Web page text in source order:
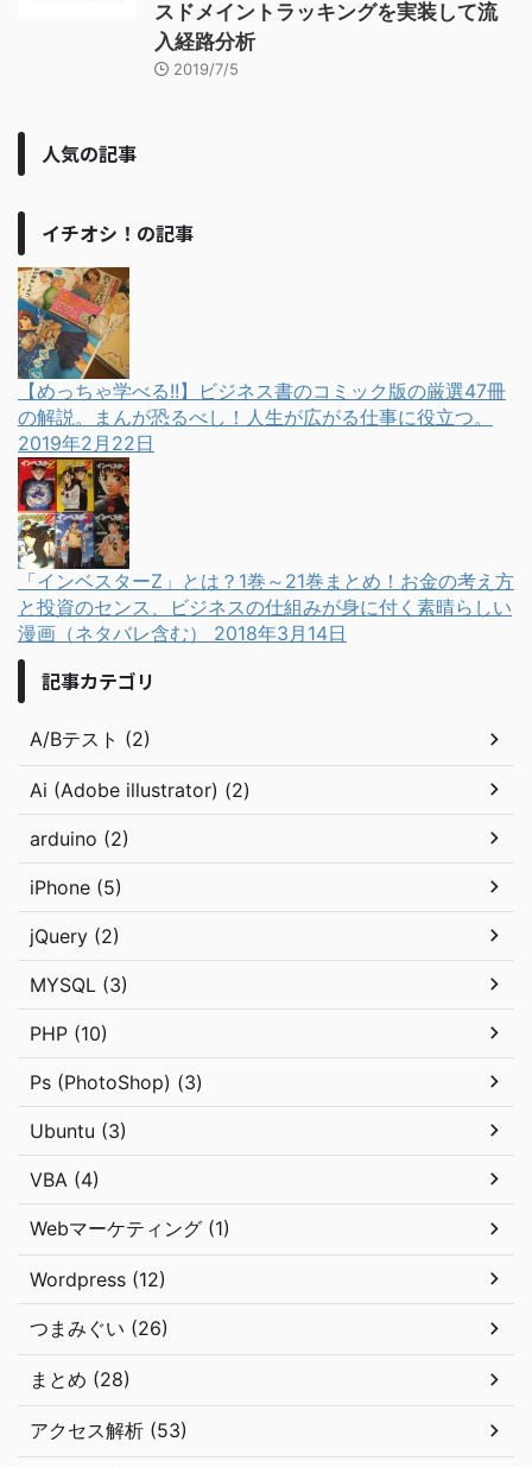
スドメイントラッキングを実装して流
入経路分析
2019/7/5
人気の記事
イチオシ！の記事
【めっちゃ学べる!!】ビジネス書のコミック版の厳選47冊
の解説。まんが恐るべし！人生が広がる仕事に役立つ。
2019年2月22日
「インベスターZ」とは？1巻～21巻まとめ！お金の考え方
と投資のセンス、ビジネスの仕組みが身に付く素晴らしい
漫画（ネタバレ含む） 2018年3月14日
記事カテゴリ
A/Bテスト (2)
Ai (Adobe illustrator) (2)
arduino (2)
iPhone (5)
jQuery (2)
MYSQL (3)
PHP (10)
Ps (PhotoShop) (3)
Ubuntu (3)
VBA (4)
Webマーケティング (1)
Wordpress (12)
つまみぐい (26)
まとめ (28)
アクセス解析 (53)